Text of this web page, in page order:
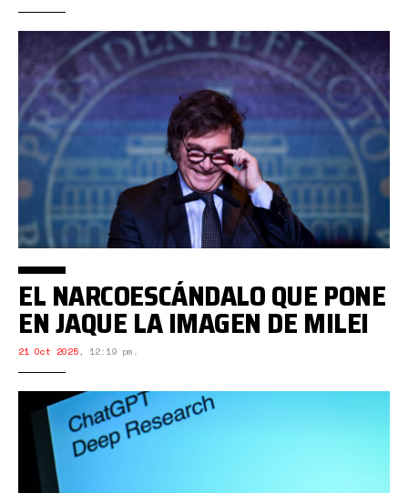
EL NARCOESCÁNDALO QUE PONE
EN JAQUE LA IMAGEN DE MILEI
21 Oct 2025, 12:19 pm.